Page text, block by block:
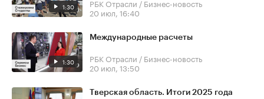
1:30
РБК Отрасли / Бизнес-новость
20 июл, 16:40
1:30
Международные расчеты
РБК Отрасли / Бизнес-новость
20 июл, 13:50
Тверская область. Итоги 2025 года